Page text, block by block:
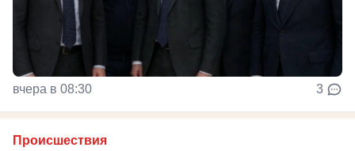
вчера в 08:30 3
Происшествия